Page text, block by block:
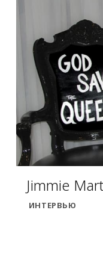
Jimmie
ИНТЕРВЬЮ